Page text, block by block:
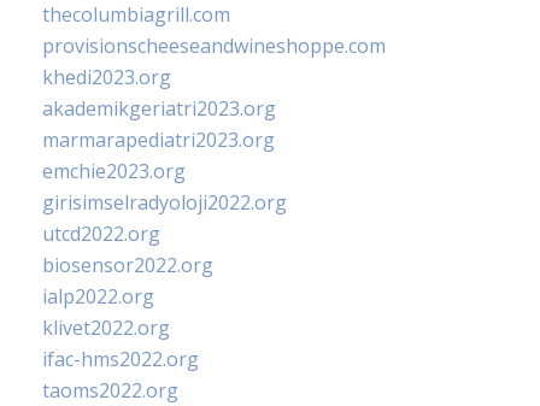
thecolumbiagrill.com
provisionscheeseandwineshoppe.com
khedi2023.org
akademikgeriatri2023.org
marmarapediatri2023.org
emchie2023.org
girisimselradyoloji2022.org
utcd2022.org
biosensor2022.org
ialp2022.org
klivet2022.org
ifac-hms2022.org
taoms2022.org